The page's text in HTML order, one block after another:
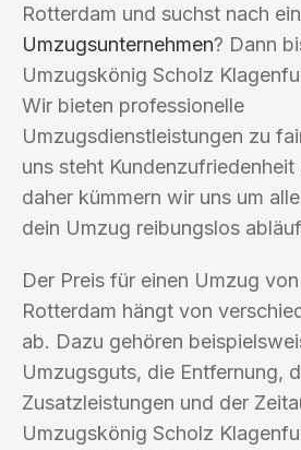
Rotterdam und suchst nach
Umzugsunternehmen? Dann
Umzugskönig Scholz
Wir bieten professionelle
Umzugsdienstleistungen zu
uns steht Kundenzufriedenheit
daher kümmern wir uns um
dein Umzug reibungslos
Der Preis für einen Umzug
Rotterdam hängt von
ab. Dazu gehören
Umzugsguts, die Entfernung,
Zusatzleistungen und der
Umzugskönig Scholz